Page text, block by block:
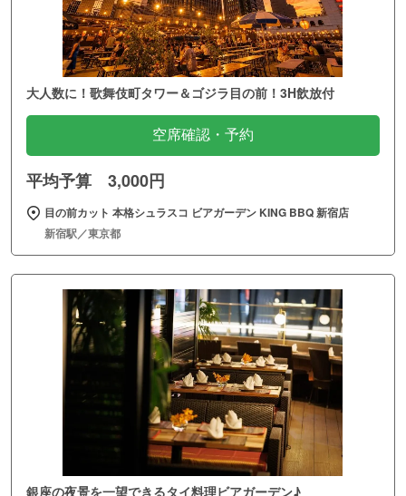
大人数に！歌舞伎町タワー＆ゴジラ目の前！3H飲放付
空席確認・予約
平均予算 3,000円
目の前カット 本格シュラスコ ビアガーデン KING BBQ 新宿店
新宿駅／東京都
銀座の夜景を一望できるタイ料理ビアガーデン♪